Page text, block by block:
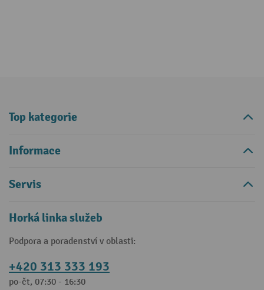
Top kategorie
Informace
Servis
Horká linka služeb
Podpora a poradenství v oblasti:
+420 313 333 193
po-čt, 07:30 - 16:30